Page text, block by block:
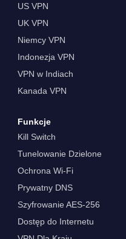
US VPN
UK VPN
Niemcy VPN
Indonezja VPN
VPN w Indiach
Kanada VPN
Funkcje
Kill Switch
Tunelowanie Dzielone
Ochrona Wi-Fi
Prywatny DNS
Szyfrowanie AES-256
Dostęp do Internetu